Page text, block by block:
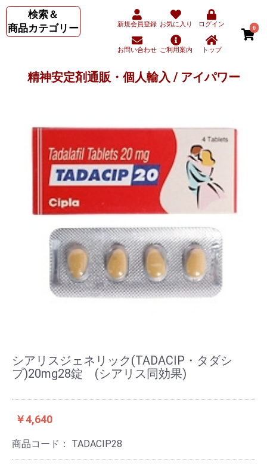
検索＆
商品カテゴリー
新規会員登録 お気に入り ログイン
お問い合わせ ご利用案内 トップ
0
精神安定剤通販・個人輸入 / アイパワー
シアリスジェネリック(TADACIP・タダシ
プ)20mg28錠 (シアリス同効果)
￥4,640
商品コード： TADACIP28